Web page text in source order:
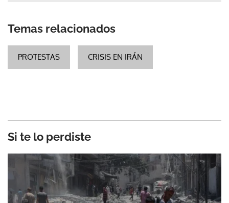
Temas relacionados
PROTESTAS CRISIS EN IRÁN
Si te lo perdiste